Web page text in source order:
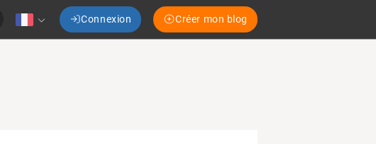
Connexion Créer mon blog